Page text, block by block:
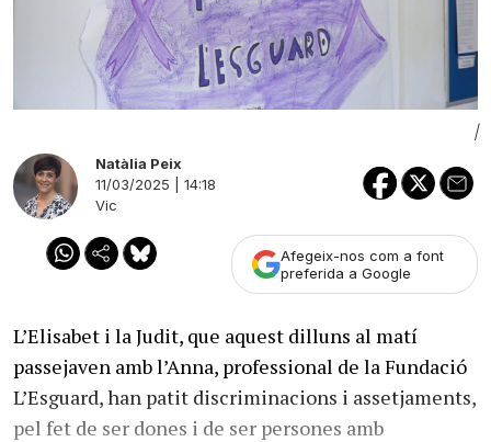
|
Natàlia Peix
11/03/2025 | 14:18
Vic
Afegeix-nos com a font
preferida a Google
L’Elisabet i la Judit, que aquest dilluns al matí
passejaven amb l’Anna, professional de la Fundació
L’Esguard, han patit discriminacions i assetjaments,
pel fet de ser dones i de ser persones amb